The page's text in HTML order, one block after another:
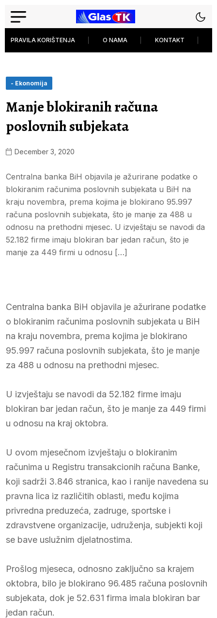
PRAVILA KORIŠTENJA O NAMA KONTAKT
- Ekonomija
Manje blokiranih računa
poslovnih subjekata
December 3, 2020
Centralna banka BiH objavila je ažurirane podatke o
blokiranim računima poslovnih subjekata u BiH na
kraju novembra, prema kojima je blokirano 95.997
računa poslovnih subjekata, što je manje za 488 u
odnosu na prethodni mjesec. U izvještaju se navodi da
52.182 firme imaju blokiran bar jedan račun, što je
manje za 449 firmi u odnosu […]
Centralna banka BiH objavila je ažurirane podatke
o blokiranim računima poslovnih subjekata u BiH
na kraju novembra, prema kojima je blokirano
95.997 računa poslovnih subjekata, što je manje
za 488 u odnosu na prethodni mjesec.
U izvještaju se navodi da 52.182 firme imaju
blokiran bar jedan račun, što je manje za 449 firmi
u odnosu na kraj oktobra.
U ovom mjesečnom izvještaju o blokiranim
računima u Registru transakcionih računa Banke,
koji sadrži 3.846 stranica, kao i ranije navedena su
pravna lica iz različitih oblasti, među kojima
privredna preduzeća, zadruge, sportske i
zdravstvene organizacije, udruženja, subjekti koji
se bave uslužnim djelatnostima.
Prošlog mjeseca, odnosno zaključno sa krajem
oktobra, bilo je blokirano 96.485 računa poslovnih
subjekata, dok je 52.631 firma imala blokiran bar
jedan račun.